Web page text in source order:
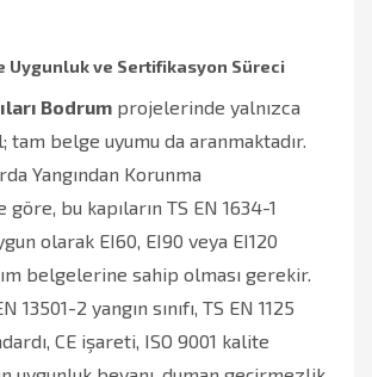
Uygunluk ve Sertifikasyon Süreci
Bodrum projelerinde yalnızca
belge uyumu da aranmaktadır.
Yangından Korunma
göre, bu kapıların TS EN 1634-1
olarak EI60, EI90 veya EI120
belgelerine sahip olması gerekir.
13501-2 yangın sınıfı, TS EN 1125
CE işareti, ISO 9001 kalite